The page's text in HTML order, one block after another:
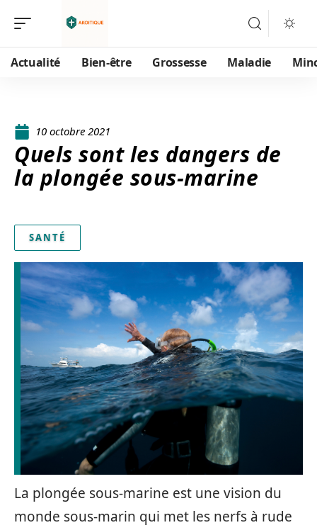
Actualité Bien-être Grossesse Maladie
10 octobre 2021
Quels sont les dangers de
la plongée sous-marine
SANTÉ
La plongée sous-marine est une vision du
monde sous-marin qui met les nerfs à rude